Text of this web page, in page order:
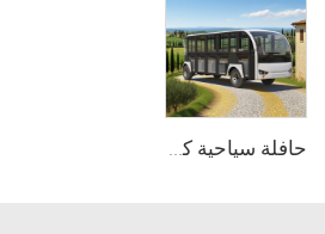
حافلة سياحية كهربائية تعمل بنظام PMSM بجهد 96V وبطارية الليثيوم LFP بسعة 20KW و23 مقعدًا طراز LS6230KF